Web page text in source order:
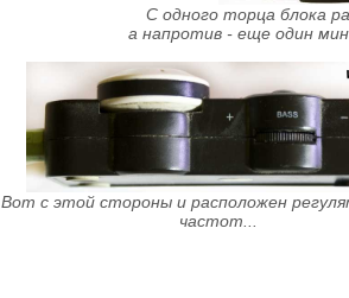
С одного торца блока
а напротив - еще один
Вот с этой стороны и расположен
частот...